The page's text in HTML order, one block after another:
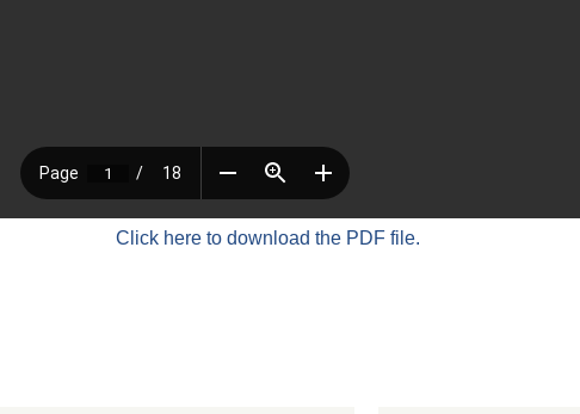
Click here to download the PDF file.